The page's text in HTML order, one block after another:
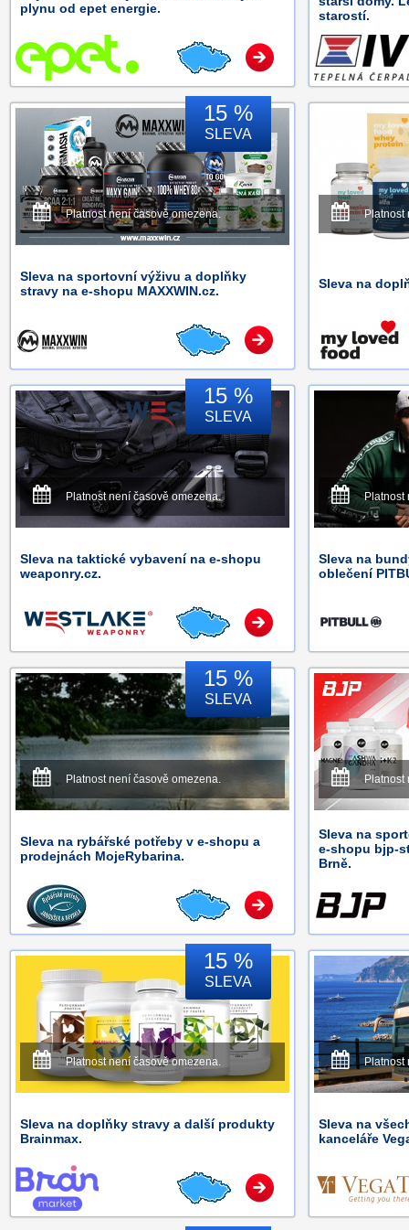
plynu od epet energie.
starostí.
15 %
SLEVA
Platnost není časově omezena.
Sleva na sportovní výživu a doplňky
stravy na e-shopu MAXXWIN.cz.
Platnost
Sleva na
15 %
SLEVA
Platnost není časově omezena.
Sleva na taktické vybavení na e-shopu
weaponry.cz.
Platnost
Sleva na
oblečení
15 %
SLEVA
Platnost není časově omezena.
Sleva na rybářské potřeby v e-shopu a
prodejnách MojeRybarina.
Platnost
Sleva na
e-shopu bjp-
Brně.
15 %
SLEVA
Platnost není časově omezena.
Sleva na doplňky stravy a další produkty
Brainmax.
Platnost
Sleva na
kanceláře